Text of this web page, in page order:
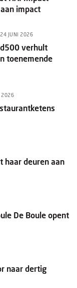
impact
24 JUNI 2026
verhult
toenemende
2026
haar deuren aan
De Boule opent
naar dertig